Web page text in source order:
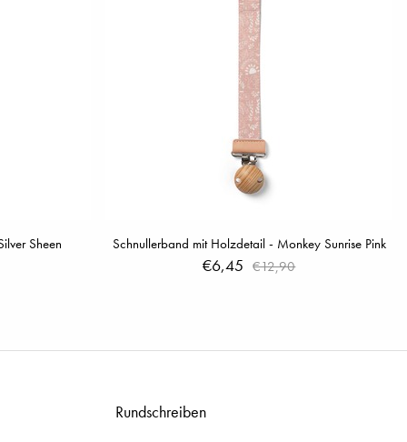
Sheen Schnullerband mit Holzdetail - Monkey Sunrise Pink
€6,45 €12,90
Rundschreiben